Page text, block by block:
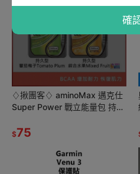
確
♢揪團客♢ aminoMax 邁克仕
Super Power 戰立能量包 持久
拉松
$75